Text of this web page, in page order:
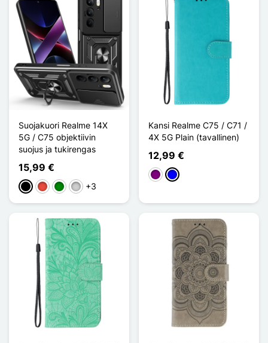
Suojakuori Realme 14X
5G / C75 objektiivin
suojus ja tukirengas
15,99 €
MustaPunainen
VihreäArgenté
+3
Kansi Realme C75 / C71 /
4X 5G Plain (tavallinen)
12,99 €
VioletSininen